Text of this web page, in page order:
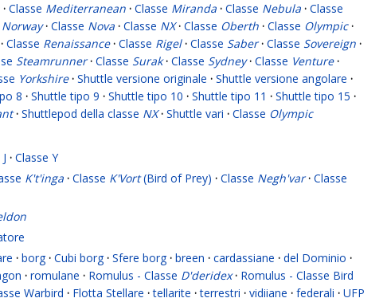
· Classe Mediterranean · Classe Miranda · Classe Nebula · Classe
Norway · Classe Nova · Classe NX · Classe Oberth · Classe Olympic ·
· Classe Renaissance · Classe Rigel · Classe Saber · Classe Sovereign ·
Steamrunner · Classe Surak · Classe Sydney · Classe Venture ·
Yorkshire · Shuttle versione originale · Shuttle versione angolare ·
8 · Shuttle tipo 9 · Shuttle tipo 10 · Shuttle tipo 11 · Shuttle tipo 15 ·
· Shuttlepod della classe NX · Shuttle vari · Classe Olympic
· Classe Y
K't'inga · Classe K'Vort(Bird of Prey) · Classe Negh'var · Classe
· borg · Cubi borg · Sfere borg · breen · cardassiane · del Dominio ·
· romulane · Romulus - Classe D'deridex · Romulus - Classe Bird
Warbird · Flotta Stellare · tellarite · terrestri · vidiiane · federali · UFP